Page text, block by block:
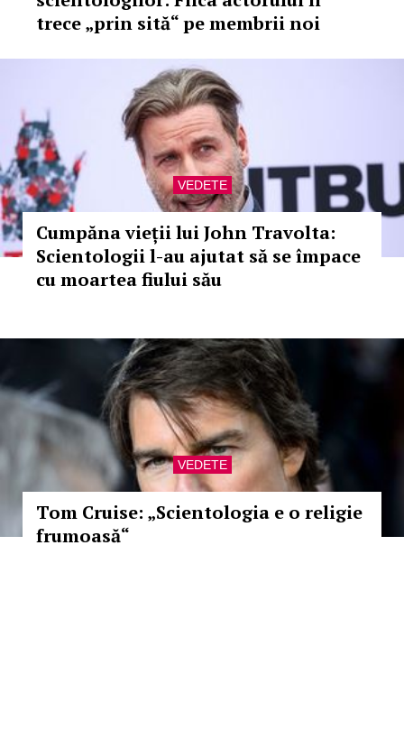
trece „prin sită“ pe membrii noi
VEDETE
Cumpăna vieții lui John Travolta:
Scientologii l-au ajutat să se împace
cu moartea fiului său
VEDETE
Tom Cruise: „Scientologia e o religie
frumoasă“